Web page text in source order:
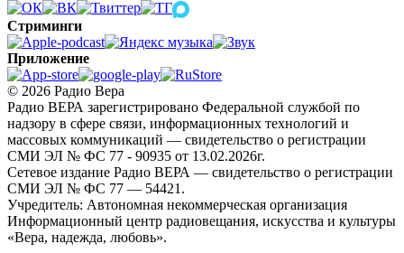
Стриминги
Приложение
© 2026 Радио Вера
Радио ВЕРА зарегистрировано Федеральной службой по
надзору в сфере связи, информационных технологий и
массовых коммуникаций — свидетельство о регистрации
СМИ ЭЛ № ФС 77 - 90935 от 13.02.2026г.
Сетевое издание Радио ВЕРА — свидетельство о регистрации
СМИ ЭЛ № ФС 77 — 54421.
Учредитель: Автономная некоммерческая организация
Информационный центр радиовещания, искусства и культуры
«Вера, надежда, любовь».